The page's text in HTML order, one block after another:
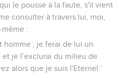
le pousse à la faute, s'il vient
consulter à travers lui, moi,
:
homme ; je ferai de lui un
je l’exclurai du milieu de
alors que je suis l'Eternel.’